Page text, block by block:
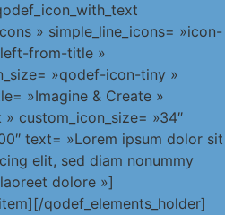
» simple_line_icons= »icon-
from-title »
»qodef-icon-tiny »
»Imagine & Create »
custom_icon_size= »34″
text= »Lorem ipsum dolor sit
elit, sed diam nonummy
dolore »]
qodef_elements_holder]